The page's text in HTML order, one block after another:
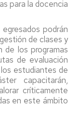
para la docencia
podrán
de clases y
los programas
de evaluación
estudiantes de
capacitarán,
críticamente
en este ámbito